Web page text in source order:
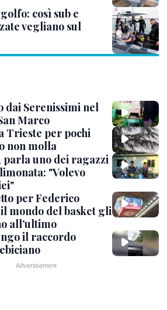
così sub e
vegliano sul
dai Serenissimi nel
Marco
Trieste per pochi
non molla
parla uno dei ragazzi
"Volevo
per Federico
mondo del basket gli
all’ultimo
il raccordo